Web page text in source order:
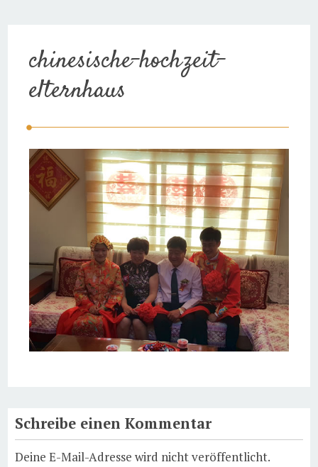
chinesische-hochzeit-
elternhaus
Schreibe einen Kommentar
Deine E-Mail-Adresse wird nicht veröffentlicht.